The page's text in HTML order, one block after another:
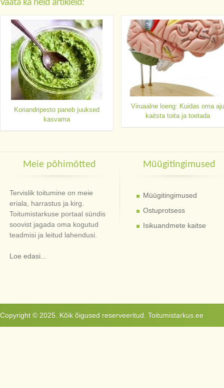
Vaata ka neid artikleid:
Koriandripesto paneb juuksed
kasvama
Viruaalne loeng: Kuidas oma aju
kaitsta toita ja toetada
Meie põhimõtted
Tervislik toitumine on meie
eriala, harrastus ja kirg.
Toitumistarkuse portaal sündis
soovist jagada oma kogutud
teadmisi ja leitud lahendusi.
Loe edasi...
Müügitingimused
Müügitingimused
Ostuprotsess
Isikuandmete kaitse
Copyright © 2025. Kõik õigused reserveeritud. Toitumistarkus.ee